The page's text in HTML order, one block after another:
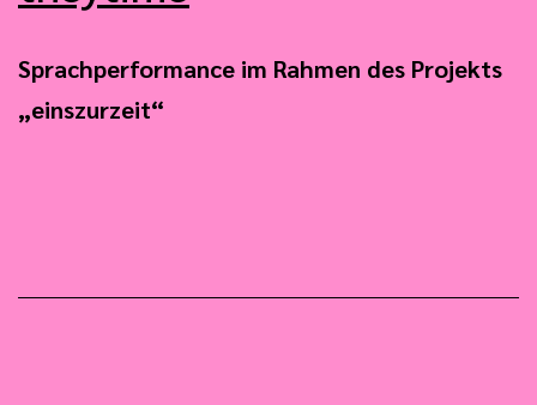
Sprachperformance im Rahmen des Projekts
„einszurzeit“